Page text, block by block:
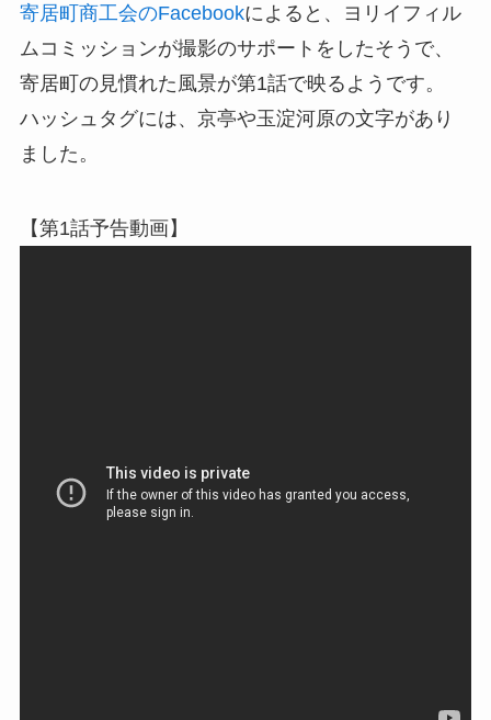
寄居町商工会のFacebookによると、ヨリイフィル
ムコミッションが撮影のサポートをしたそうで、
寄居町の見慣れた風景が第1話で映るようです。
ハッシュタグには、京亭や玉淀河原の文字があり
ました。
【第1話予告動画】